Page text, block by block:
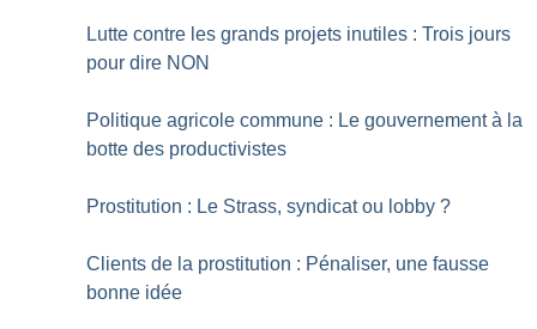
Lutte contre les grands projets inutiles : Trois jours
pour dire NON
Politique agricole commune : Le gouvernement à la
botte des productivistes
Prostitution : Le Strass, syndicat ou lobby ?
Clients de la prostitution : Pénaliser, une fausse
bonne idée